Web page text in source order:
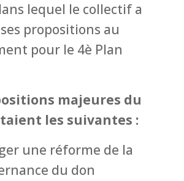
lequel le collectif a
propositions au
pour le 4è Plan
majeures du
les suivantes :
une réforme de la
du don